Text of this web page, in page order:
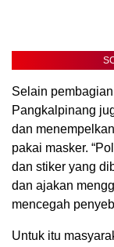
Selain
Pangkalpinang
dan
pakai masker.
dan stiker yang
dan ajakan
mencegah
Untuk itu